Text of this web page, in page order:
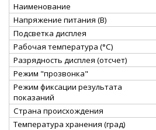
Наименование
Напряжение питания (В)
Подсветка дисплея
Рабочая температура (°C)
Разрядность дисплея (отсчет)
Режим "прозвонка"
Режим фиксации результата
показаний
Страна происхождения
Температура хранения (град)